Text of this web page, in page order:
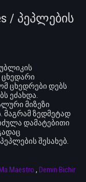
/ პეპლების
ცხედრები დებს
ეძახდა.
მიზეზი
მაგრამ ზედმეტად
დამატებითი
შესახებ.
Maestro , Demin Bichir